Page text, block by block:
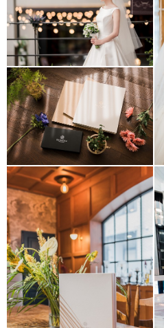
2021년 마리아쥬스퀘어
리모델링 본식스냅
2023년 스페셜 앨범형
2023년 프리미엄 앨범형